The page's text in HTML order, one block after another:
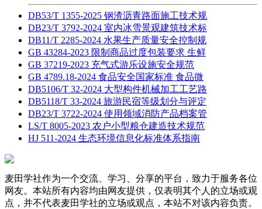
DB53/T 1355-2025 钢渣沥青路面施工技术规
DB23/T 3792-2024 室内冰雪景观建筑技术标
DB11/T 2285-2024 水果生产质量安全控制规
GB 43284-2023 限制商品过度包装要求 生鲜
GB 37219-2023 充气式游乐设施安全规范
GB 4789.18-2024 食品安全国家标准 食品微
DB5106/T 32-2024 大型构件机械加工工艺路
DB5118/T 33-2024 旅游民宿等级划分与评定
DB23/T 3722-2024 使用领域消防产品档案管
LS/T 8005-2023 农户小型粮仓建造技术规范
HJ 511-2024 生态环境信息化标准体系指南
麦田学社作为一个交流、学习、分享的平台，致力于服务各位
网友。本站所有内容均由网友提供，仅表明其个人的立场或观
点，并不代表麦田学社的立场或观点，本站不对该内容负责。